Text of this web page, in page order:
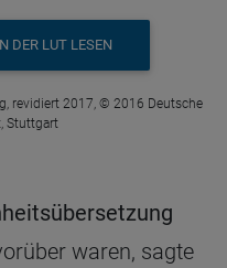
DER LUT LESEN
revidiert 2017, © 2016 Deutsche
Stuttgart
waren, sagte